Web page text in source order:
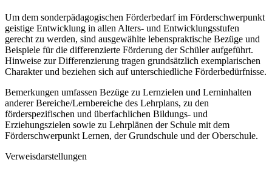
Um dem sonderpädagogischen Förderbedarf im Förderschwerpunkt
geistige Entwicklung in allen Alters- und Entwicklungsstufen
gerecht zu werden, sind ausgewählte lebenspraktische Bezüge und
Beispiele für die differenzierte Förderung der Schüler aufgeführt.
Hinweise zur Differenzierung tragen grundsätzlich exemplarischen
Charakter und beziehen sich auf unterschiedliche Förderbedürfnisse.
Bemerkungen umfassen Bezüge zu Lernzielen und Lerninhalten
anderer Bereiche/Lernbereiche des Lehrplans, zu den
förderspezifischen und überfachlichen Bildungs- und
Erziehungszielen sowie zu Lehrplänen der Schule mit dem
Förderschwerpunkt Lernen, der Grundschule und der Oberschule.
Verweisdarstellungen